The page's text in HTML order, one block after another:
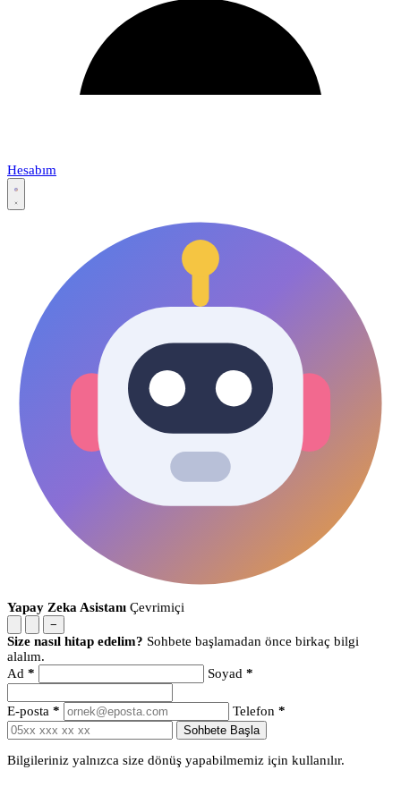
Hesabım
Yapay Zeka Asistanı Çevrimiçi
−
Size nasıl hitap edelim? Sohbete başlamadan önce birkaç bilgi
alalım.
Ad * Soyad *
E-posta * Telefon *
Sohbete Başla
Bilgileriniz yalnızca size dönüş yapabilmemiz için kullanılır.